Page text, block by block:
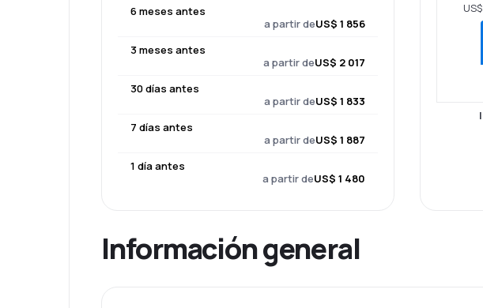
6 meses antes
a partir deUS$ 1 856
3 meses antes
a partir deUS$ 2 017
30 días antes
a partir deUS$ 1 833
7 días antes
a partir deUS$ 1 887
1 día antes
a partir deUS$ 1 480
Información general